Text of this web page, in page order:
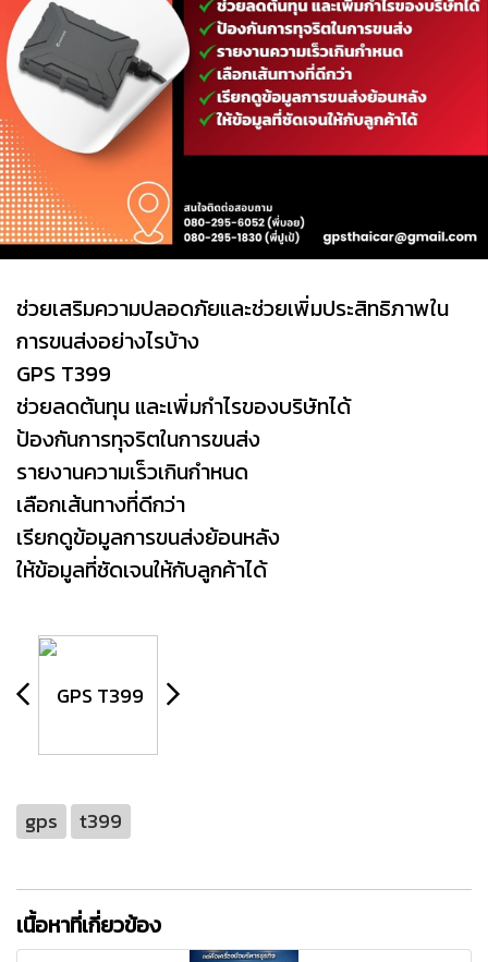
ช่วยเสริมความปลอดภัยและช่วยเพิ่มประสิทธิภาพใน
การขนส่งอย่างไรบ้าง
GPS T399
ช่วยลดต้นทุน และเพิ่มกำไรของบริษัทได้
ป้องกันการทุจริตในการขนส่ง
รายงานความเร็วเกินกำหนด
เลือกเส้นทางที่ดีกว่า
เรียกดูข้อมูลการขนส่งย้อนหลัง
ให้ข้อมูลที่ชัดเจนให้กับลูกค้าได้
gps t399
เนื้อหาที่เกี่ยวข้อง